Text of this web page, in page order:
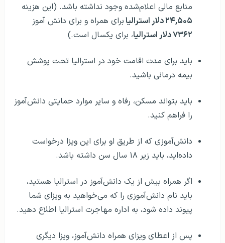
منابع مالی اعلام‌شده وجود نداشته باشد. (این هزینه
۲۴,۵۰۵ دلار استرالیا
برای همراه و برای دانش آموز
۷۳۶۲ دلار استرالیا
، برای یکسال است.)
باید برای مدت اقامت خود در استرالیا تحت پوشش
بیمه درمانی باشید.
باید بتواند مسکن، رفاه و سایر موارد حمایتی دانش‌آموز
را فراهم کنید.
دانش‌آموزی که از طریق او برای این ویزا درخواست
داده‌اید، باید زیر ۱۸ سال سن داشته باشد.
اگر همراه بیش از یک دانش‌آموز در استرالیا هستید،
باید نام دانش‌آموزی را که می‌خواهید به ویزای شما
پیوند داده شود، به اداره مهاجرت استرالیا اطلاع دهید.
پس از اعطای ویزای همراه دانش‌آموز، ویزا دیگری